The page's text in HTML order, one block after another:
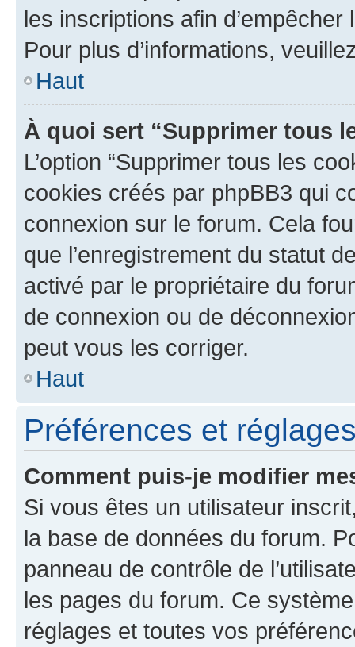
les inscriptions afin
Pour plus d’informations,
Haut
À quoi sert “Supprimer tous
L’option “Supprimer tous les
cookies créés par phpBB3 qui
connexion sur le forum. Cela
que l’enregistrement du statut
activé par le propriétaire du
de connexion ou de
peut vous les corriger.
Haut
Préférences et
Comment puis-je modifier
Si vous êtes un utilisateur
la base de données du forum.
panneau de contrôle de
les pages du forum. Ce
réglages et toutes vos